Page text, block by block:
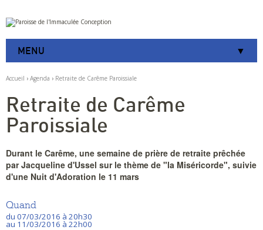
Aller
au
contenu.
à
navigation
Outils
personnels
MENU
Accueil › Agenda › Retraite de Carême Paroissiale
Retraite de Carême
Paroissiale
Durant le Carême, une semaine de prière de retraite prêchée
par Jacqueline d'Ussel sur le thème de "la Miséricorde", suivie
d'une Nuit d'Adoration le 11 mars
Quand
du 07/03/2016 à 20h30
au 11/03/2016 à 22h00